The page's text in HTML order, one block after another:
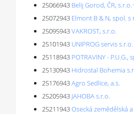
25066943 Belij Gorod, ČR, s.r.o.
25072943 Elmont B & N, spol. s
25095943VAKROST, s.r.o.
25101943 UNIPROG servis s.r.o.
25118943 POTRAVINY - P.U.G.,
25130943 Hidrostal Bohemia
25176943Agro Sedlice, a.s.
25205943 JAHOBA s.r.o.
25211943Osecká zemědělská